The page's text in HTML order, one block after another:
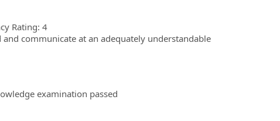
Rating: 4
and communicate at an adequately understandable
examination passed